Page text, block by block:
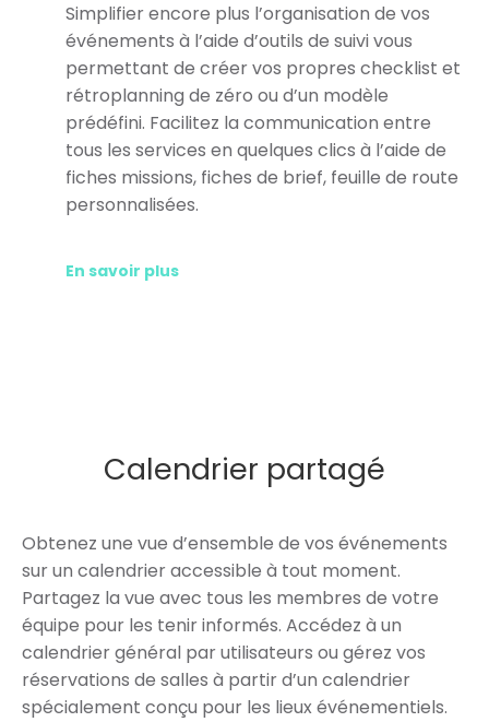
Simplifier encore plus l’organisation de vos
événements à l’aide d’outils de suivi vous
permettant de créer vos propres checklist et
rétroplanning de zéro ou d’un modèle
prédéfini. Facilitez la communication entre
tous les services en quelques clics à l’aide de
fiches missions, fiches de brief, feuille de route
personnalisées.
En savoir plus
Calendrier partagé
Obtenez une vue d’ensemble de vos événements
sur un calendrier accessible à tout moment.
Partagez la vue avec tous les membres de votre
équipe pour les tenir informés. Accédez à un
calendrier général par utilisateurs ou gérez vos
réservations de salles à partir d’un calendrier
spécialement conçu pour les lieux événementiels.